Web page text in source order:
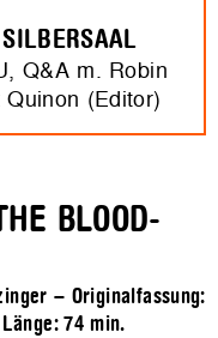
Q&A m. Robin
(Editor)
BLOOD-
– Originalfassung:
74 min.